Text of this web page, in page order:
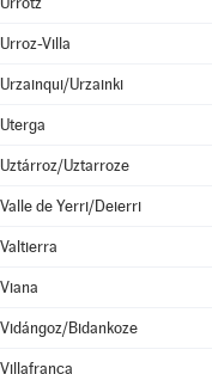
Urroz-Villa
Urzainqui/Urzainki
Uterga
Uztárroz/Uztarroze
Valle de Yerri/Deierri
Valtierra
Viana
Vidángoz/Bidankoze
Villafranca